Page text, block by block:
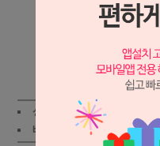
상품가 : 115,000원
배송비 : (조건) !